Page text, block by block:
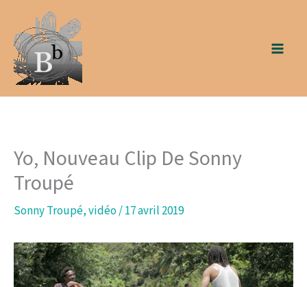
contenu
Yo, Nouveau Clip De Sonny
Troupé
Sonny Troupé,vidéo/17 avril 2019